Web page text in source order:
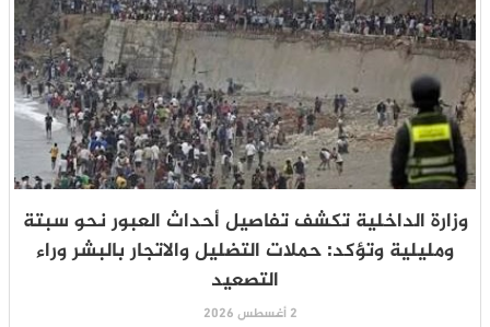
وزارة الداخلية تكشف تفاصيل أحداث العبور نحو سبتة
ومليلية وتؤكد: حملات التضليل والاتجار بالبشر وراء
التصعيد
2 أغسطس 2026